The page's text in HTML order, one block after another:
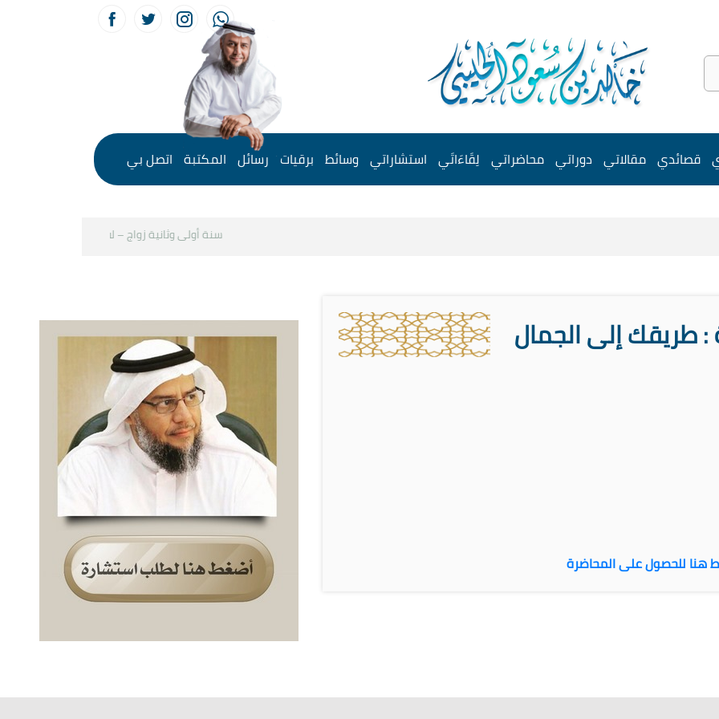
قصائدي مقالاتي دوراتي محاضراتي لِقَاءَاتَي استشاراتي وسائط برقيات رسائل المكتبة اتصل بي
سنة أولى وثانية زواج – لقاء مع د.خالد الحليبي
طريقك إلى الجمال
هنا للحصول على المحاضرة